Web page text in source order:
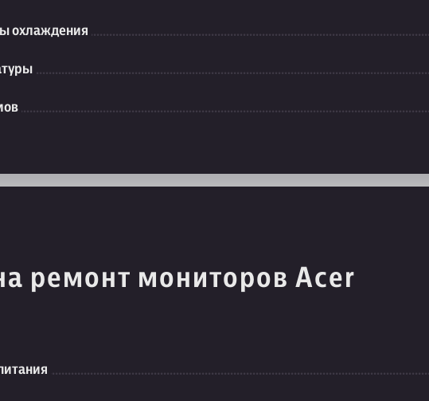
охлаждения
ремонт мониторов Acer